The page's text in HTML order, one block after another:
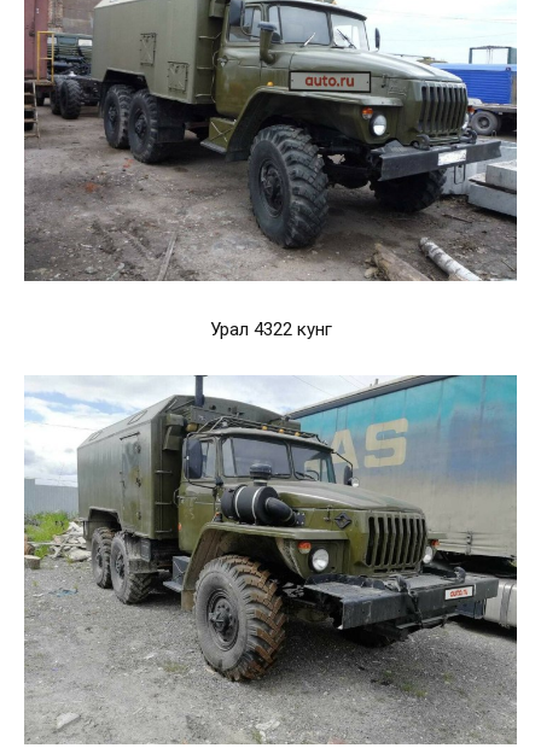
Урал 4322 кунг